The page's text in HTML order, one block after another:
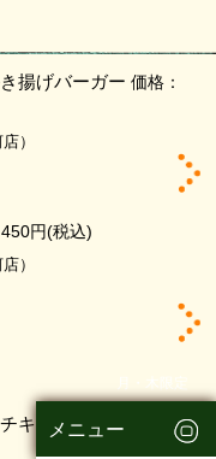
揚げバーガー 価格：
）
円(税込)
）
月・木限定
キンのバインミー
価
メニュー